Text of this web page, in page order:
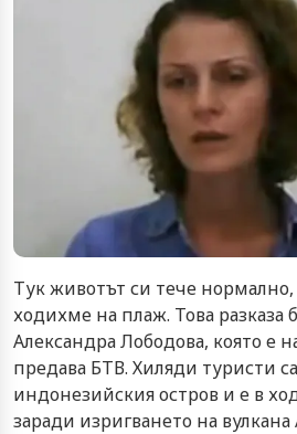
Тук животът си тече
ходихме на плаж. Това разказа
Александра Лободова, която е
предава БТВ. Хиляди туристи
индонезийския остров и е в
заради изригването на вулкана